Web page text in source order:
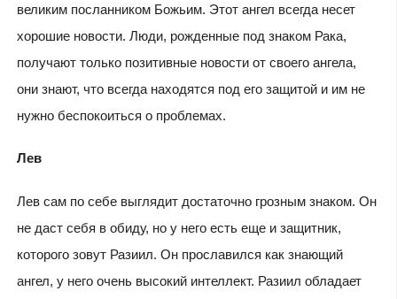
великим посланником Божьим. Этот ангел всегда несет
хорошие новости. Люди, рожденные под знаком Рака,
получают только позитивные новости от своего ангела,
они знают, что всегда находятся под его защитой и им не
нужно беспокоиться о проблемах.
Лев
Лев сам по себе выглядит достаточно грозным знаком. Он
не даст себя в обиду, но у него есть еще и защитник,
которого зовут Разиил. Он прославился как знающий
ангел, у него очень высокий интеллект. Разиил обладает